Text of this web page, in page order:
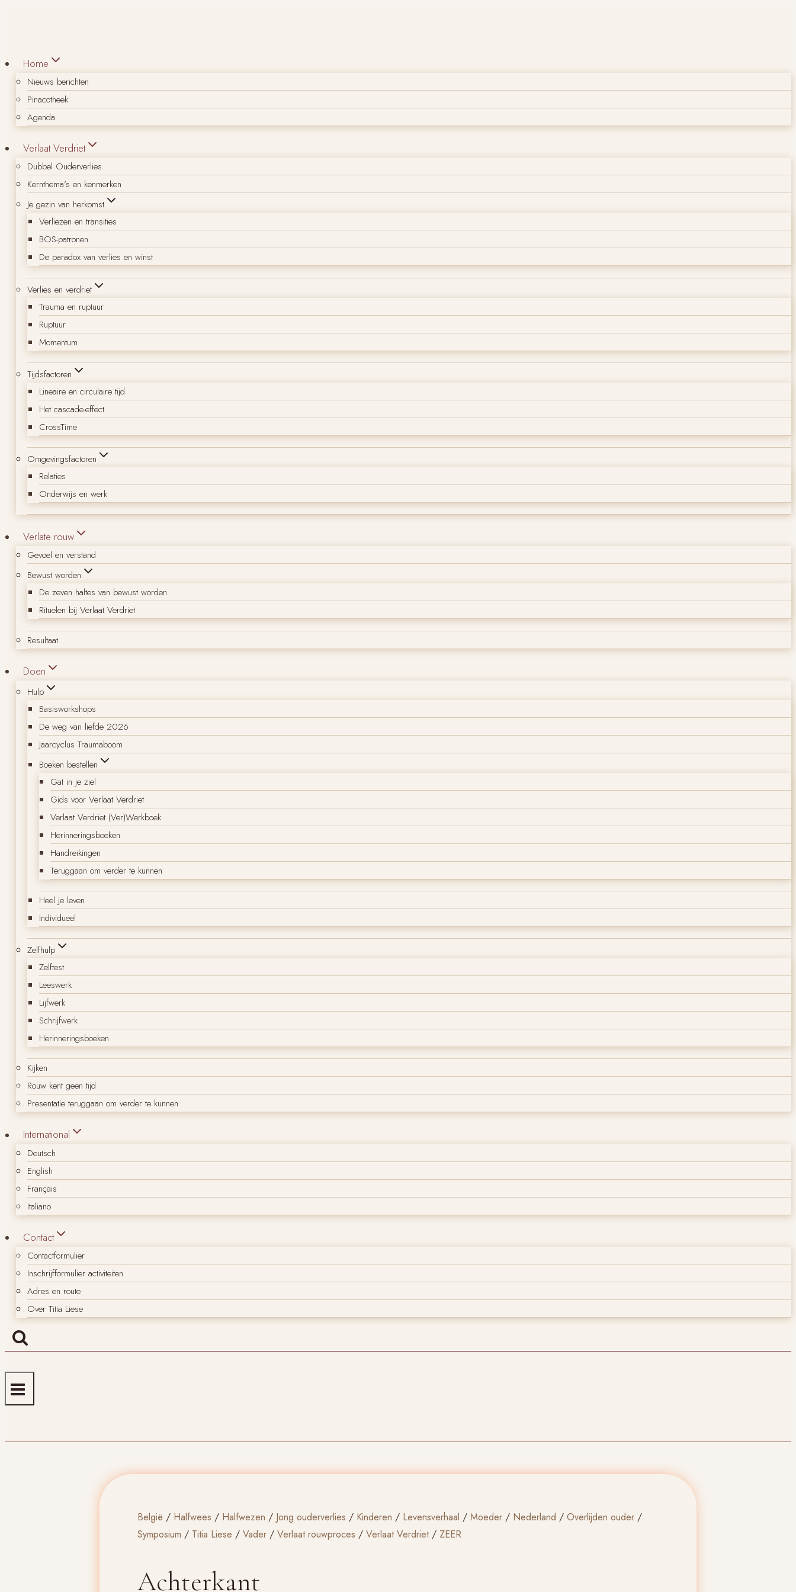
Home
Nieuws berichten
Pinacotheek
Agenda
Verlaat Verdriet
Dubbel Ouderverlies
Kernthema’s en kenmerken
Je gezin van herkomst
Verliezen en transities
BOS-patronen
De paradox van verlies en winst
Verlies en verdriet
Trauma en ruptuur
Ruptuur
Momentum
Tijdsfactoren
Lineaire en circulaire tijd
Het cascade-effect
CrossTime
Omgevingsfactoren
Relaties
Onderwijs en werk
Verlate rouw
Gevoel en verstand
Bewust worden
De zeven haltes van bewust worden
Rituelen bij Verlaat Verdriet
Resultaat
Doen
Hulp
Basisworkshops
De weg van liefde 2026
Jaarcyclus Traumaboom
Boeken bestellen
Gat in je ziel
Gids voor Verlaat Verdriet
Verlaat Verdriet (Ver)Werkboek
Herinneringsboeken
Handreikingen
Teruggaan om verder te kunnen
Heel je leven
Individueel
Zelfhulp
Zelftest
Leeswerk
Lijfwerk
Schrijfwerk
Herinneringsboeken
Kijken
Rouw kent geen tijd
Presentatie teruggaan om verder te kunnen
International
Deutsch
English
Français
Italiano
Contact
Contactformulier
Inschrijfformulier activiteiten
Adres en route
Over Titia Liese
België / Halfwees / Halfwezen / Jong ouderverlies / Kinderen / Levensverhaal / Moeder / Nederland / Overlijden ouder /
Symposium / Titia Liese / Vader / Verlaat rouwproces / Verlaat Verdriet/ ZEER
Achterkant